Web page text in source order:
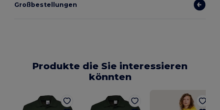
Großbestellungen
Produkte die Sie interessieren
könnten